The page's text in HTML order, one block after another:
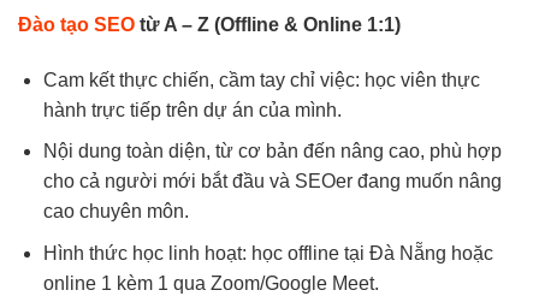
Đào tạo SEO từ A – Z (Offline & Online 1:1)
Cam kết thực chiến, cầm tay chỉ việc: học viên thực
hành trực tiếp trên dự án của mình.
Nội dung toàn diện, từ cơ bản đến nâng cao, phù hợp
cho cả người mới bắt đầu và SEOer đang muốn nâng
cao chuyên môn.
Hình thức học linh hoạt: học offline tại Đà Nẵng hoặc
online 1 kèm 1 qua Zoom/Google Meet.